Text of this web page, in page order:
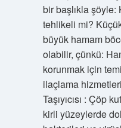
bir başlıkla
tehlikeli mi?
büyük hamam
olabilir, çünkü:
korunmak için
ilaçlama
Taşıyıcısı : Çöp
kirli yüzeylerde